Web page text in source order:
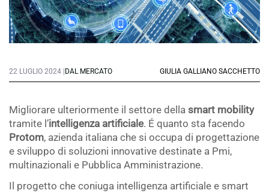
22 LUGLIO 2024 | DAL MERCATO GIULIA GALLIANO SACCHETTO
Migliorare ulteriormente il settore della smart mobility
tramite l’intelligenza artificiale. É quanto sta facendo
Protom, azienda italiana che si occupa di progettazione
e sviluppo di soluzioni innovative destinate a Pmi,
multinazionali e Pubblica Amministrazione.
Il progetto che coniuga intelligenza artificiale e smart